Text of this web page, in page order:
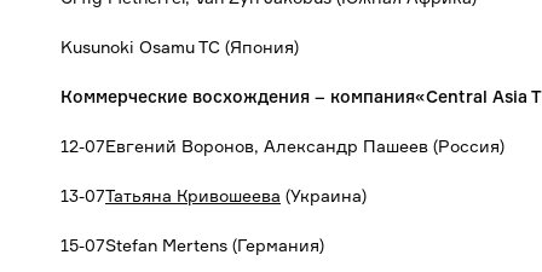
Kusunoki Osamu TC (Япония)
Коммерческие восхождения – компания«Central Asia
12-07Евгений Воронов, Александр Пашеев (Россия)
13-07Татьяна Кривошеева (Украина)
15-07Stefan Mertens (Германия)